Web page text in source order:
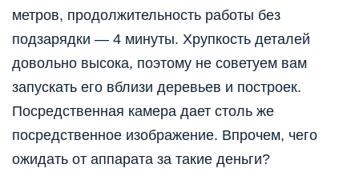
метров, продолжительность работы без
подзарядки — 4 минуты. Хрупкость деталей
довольно высока, поэтому не советуем вам
запускать его вблизи деревьев и построек.
Посредственная камера дает столь же
посредственное изображение. Впрочем, чего
ожидать от аппарата за такие деньги?